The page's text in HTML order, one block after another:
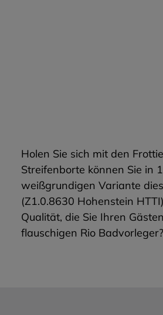
Holen Sie sich mit den
Streifenborte können Sie in
weißgrundigen Variante
(Z1.0.8630 Hohenstein
Qualität, die Sie Ihren
flauschigen Rio Badvorleger?